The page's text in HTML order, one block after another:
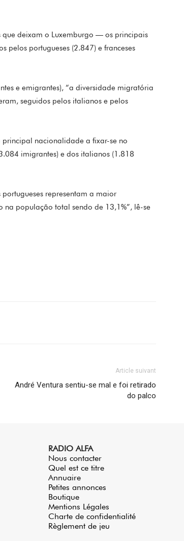
deixam o Luxemburgo — os principais
pelos portugueses (2.847) e franceses
e emigrantes), “a diversidade migratória
seguidos pelos italianos e pelos
principal nacionalidade a fixar-se no
imigrantes) e dos italianos (1.818
representam a maior
população total sendo de 13,1%”, lê-se
Article suivant
André Ventura sentiu-se mal e foi retirado
do palco
RADIO ALFA
Nous contacter
Quel est ce titre
Annuaire
Petites annonces
Boutique
Mentions Légales
Charte de confidentialité
Règlement de jeu